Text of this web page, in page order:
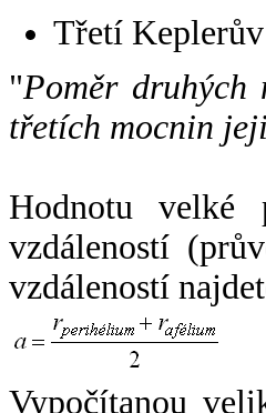
Třetí
"Poměr druhých
třetích mocnin
Hodnotu velké
vzdáleností
vzdáleností
Vypočítanou